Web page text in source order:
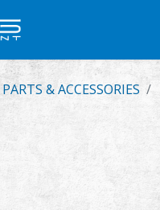
PARTS & ACCESSORIES